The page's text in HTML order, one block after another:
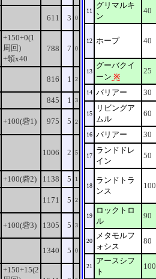
611 3 0
+150+0(1
周回)
+領x40
788 7 0
816 1 2
845 1 3
+100(砦1) 975 5 2
1006 2 5
+100(砦2) 1138 5 1
1171 5 2
+100(砦3) 1305 5 3
1340 5 0
+150+15(2
11
グリマルキ
ン
40
12 ホープ 40
13
グーバクイ
ーン ※
25
14 バリアー 30
15
リビングア
ムル
60
16 バリアー 30
17
ランドドレ
イン
50
18
ランドトラ
ンス
100
19
ロックトロ
ル
90
20
メタモルフ
ォシス
80
21
アースシフ
ト
100